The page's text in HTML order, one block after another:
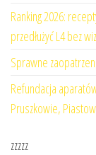
Ranking 2026:
przedłużyć L4 bez
Sprawne
Refundacja
Pruszkowie,
zzzzz